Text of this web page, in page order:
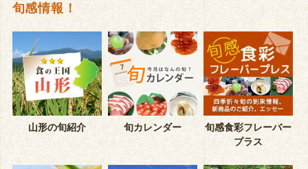
旬感情報！
山形の旬紹介 旬カレンダー
旬感食彩フレーバー
プラス